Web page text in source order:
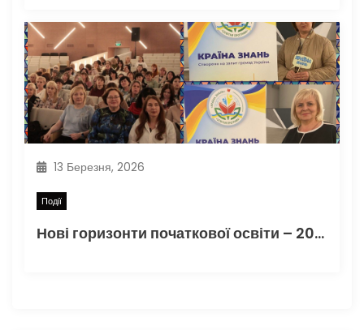
13 Березня, 2026
Події
Нові горизонти початкової освіти – 2026